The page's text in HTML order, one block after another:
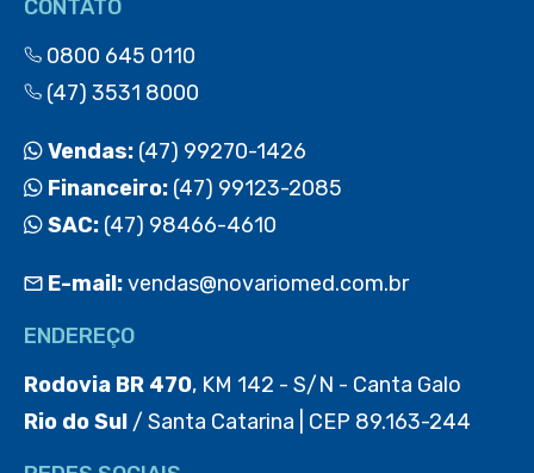
CONTATO
0800 645 0110
(47) 3531 8000
Vendas: (47) 99270-1426
Financeiro: (47) 99123-2085
SAC: (47) 98466-4610
E-mail:vendas@novariomed.com.br
ENDEREÇO
Rodovia BR 470, KM 142 - S/N - Canta Galo
Rio do Sul / Santa Catarina | CEP 89.163-244